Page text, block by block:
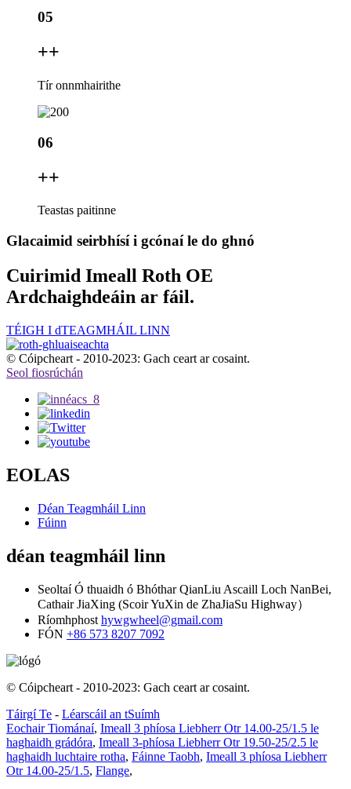
05
++
Tír onnmhairithe
06
++
Teastas paitinne
Glacaimid seirbhísí i gcónaí le do ghnó
Cuirimid Imeall Roth OE
Ardchaighdeáin ar fáil.
TÉIGH I dTEAGMHÁIL LINN
© Cóipcheart - 2010-2023: Gach ceart ar cosaint.
Seol fiosrúchán
EOLAS
Déan Teagmháil Linn
Fúinn
déan teagmháil linn
Seoltaí Ó thuaidh ó Bhóthar QianLiu Ascaill Loch NanBei,
Cathair JiaXing (Scoir YuXin de ZhaJiaSu Highway）
Ríomhphost hywgwheel@gmail.com
FÓN +86 573 8207 7092
© Cóipcheart - 2010-2023: Gach ceart ar cosaint.
Táirgí Te - Léarscáil an tSuímh
Eochair Tiománaí, Imeall 3 phíosa Liebherr Otr 14.00-25/1.5 le
haghaidh grádóra, Imeall 3-phíosa Liebherr Otr 19.50-25/2.5 le
haghaidh luchtaire rotha, Fáinne Taobh, Imeall 3 phíosa Liebherr
Otr 14.00-25/1.5, Flange,